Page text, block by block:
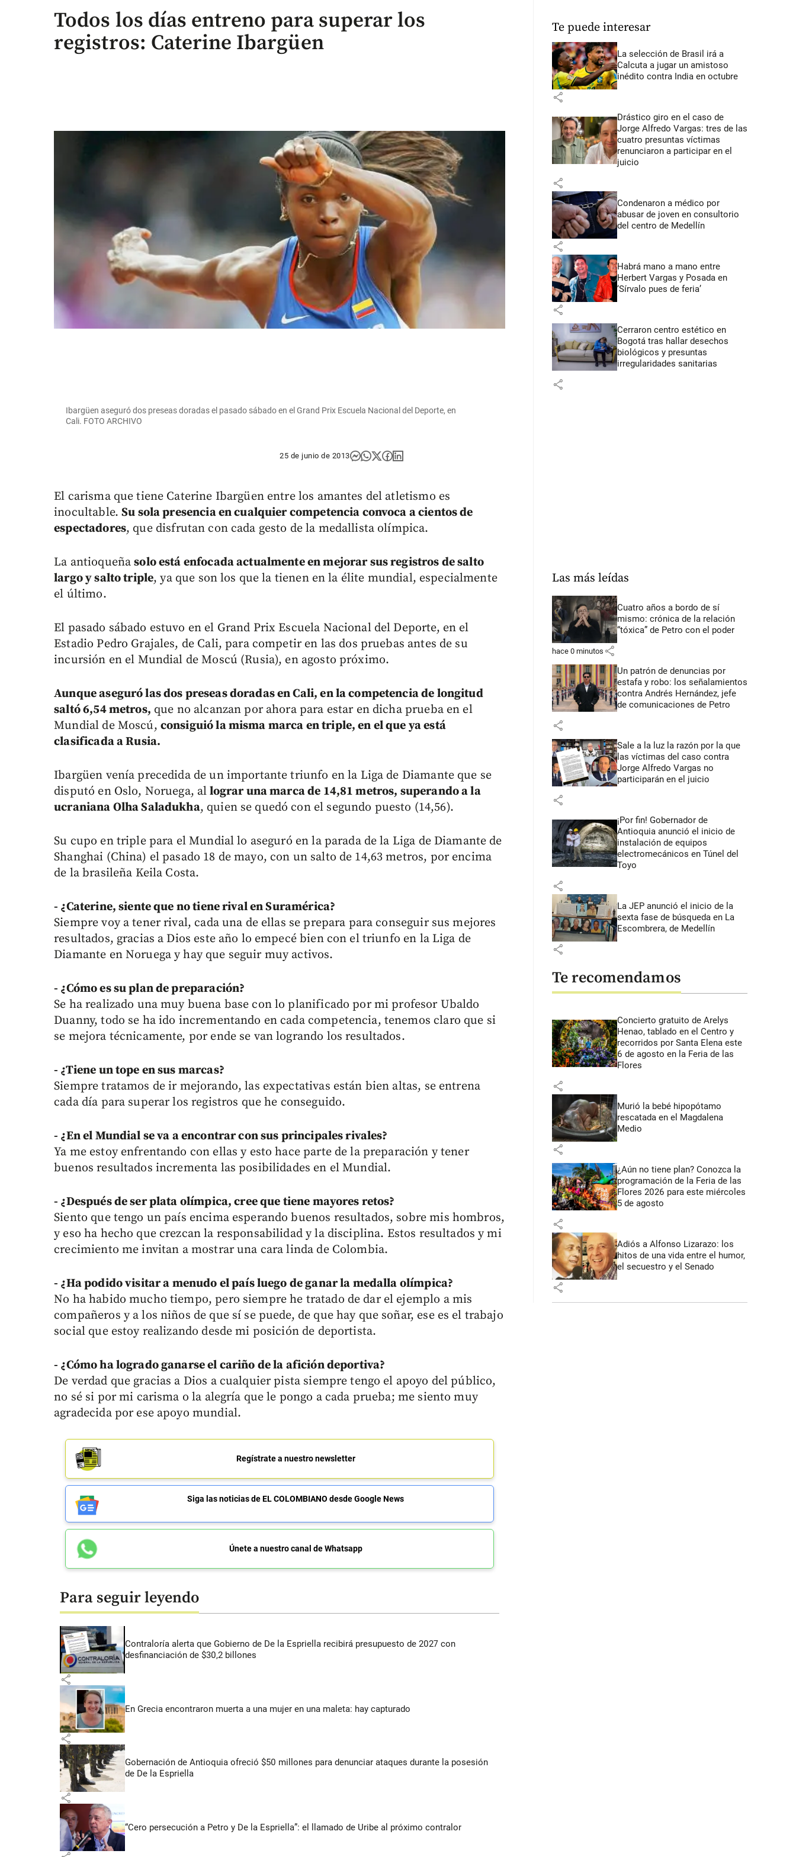
Todos los días entreno para superar los
registros: Caterine Ibargüen
Ibargüen aseguró dos preseas doradas el pasado sábado en el Grand Prix Escuela Nacional del Deporte, en
Cali. FOTO ARCHIVO
25 de junio de 2013
El carisma que tiene Caterine Ibargüen entre los amantes del atletismo es
inocultable.Su sola presencia en cualquier competencia convoca a cientos de
espectadores, que disfrutan con cada gesto de la medallista olímpica.
La antioqueñasolo está enfocada actualmente en mejorar sus registros de salto
largo y salto triple, ya que son los que la tienen en la élite mundial, especialmente
el último.
El pasado sábado estuvo en el Grand Prix Escuela Nacional del Deporte, en el
Estadio Pedro Grajales, de Cali, para competir en las dos pruebas antes de su
incursión en el Mundial de Moscú (Rusia), en agosto próximo.
Aunque aseguró las dos preseas doradas en Cali, en la competencia de longitud
saltó 6,54 metros, que no alcanzan por ahora para estar en dicha prueba en el
Mundial de Moscú, consiguió la misma marca en triple, en el que ya está
clasificada a Rusia.
Ibargüen venía precedida de un importante triunfo en la Liga de Diamante que se
disputó en Oslo, Noruega, al lograr una marca de 14,81 metros, superando a la
ucraniana Olha Saladukha, quien se quedó con el segundo puesto (14,56).
Su cupo en triple para el Mundial lo aseguró en la parada de la Liga de Diamante de
Shanghai (China) el pasado 18 de mayo, con un salto de 14,63 metros, por encima
de la brasileña Keila Costa.
- ¿Caterine, siente que no tiene rival en Suramérica?
Siempre voy a tener rival, cada una de ellas se prepara para conseguir sus mejores
resultados, gracias a Dios este año lo empecé bien con el triunfo en la Liga de
Diamante en Noruega y hay que seguir muy activos.
- ¿Cómo es su plan de preparación?
Se ha realizado una muy buena base con lo planificado por mi profesor Ubaldo
Duanny, todo se ha ido incrementando en cada competencia, tenemos claro que si
se mejora técnicamente, por ende se van logrando los resultados.
- ¿Tiene un tope en sus marcas?
Siempre tratamos de ir mejorando, las expectativas están bien altas, se entrena
cada día para superar los registros que he conseguido.
- ¿En el Mundial se va a encontrar con sus principales rivales?
Ya me estoy enfrentando con ellas y esto hace parte de la preparación y tener
buenos resultados incrementa las posibilidades en el Mundial.
- ¿Después de ser plata olímpica, cree que tiene mayores retos?
Siento que tengo un país encima esperando buenos resultados, sobre mis hombros,
y eso ha hecho que crezcan la responsabilidad y la disciplina. Estos resultados y mi
crecimiento me invitan a mostrar una cara linda de Colombia.
- ¿Ha podido visitar a menudo el país luego de ganar la medalla olímpica?
No ha habido mucho tiempo, pero siempre he tratado de dar el ejemplo a mis
compañeros y a los niños de que sí se puede, de que hay que soñar, ese es el trabajo
social que estoy realizando desde mi posición de deportista.
- ¿Cómo ha logrado ganarse el cariño de la afición deportiva?
De verdad que gracias a Dios a cualquier pista siempre tengo el apoyo del público,
no sé si por mi carisma o la alegría que le pongo a cada prueba; me siento muy
agradecida por ese apoyo mundial.
Regístrate a nuestro newsletter
Siga las noticias de EL COLOMBIANO desde Google News
Únete a nuestro canal de Whatsapp
Para seguir leyendo
Contraloría alerta que Gobierno de De la Espriella recibirá presupuesto de 2027 con
desfinanciación de $30,2 billones
share
En Grecia encontraron muerta a una mujer en una maleta: hay capturado
share
Gobernación de Antioquia ofreció $50 millones para denunciar ataques durante la posesión
de De la Espriella
share
“Cero persecución a Petro y De la Espriella”: el llamado de Uribe al próximo contralor
Te puede interesar
La selección de Brasil irá a
Calcuta a jugar un amistoso
inédito contra India en octubre
share
Drástico giro en el caso de
Jorge Alfredo Vargas: tres de las
cuatro presuntas víctimas
renunciaron a participar en el
juicio
share
Condenaron a médico por
abusar de joven en consultorio
del centro de Medellín
share
Habrá mano a mano entre
Herbert Vargas y Posada en
‘Sírvalo pues de feria’
share
Cerraron centro estético en
Bogotá tras hallar desechos
biológicos y presuntas
irregularidades sanitarias
share
Las más leídas
Cuatro años a bordo de sí
mismo: crónica de la relación
“tóxica” de Petro con el poder
hace 0 minutos share
Un patrón de denuncias por
estafa y robo: los señalamientos
contra Andrés Hernández, jefe
de comunicaciones de Petro
share
Sale a la luz la razón por la que
las víctimas del caso contra
Jorge Alfredo Vargas no
participarán en el juicio
share
¡Por fin! Gobernador de
Antioquia anunció el inicio de
instalación de equipos
electromecánicos en Túnel del
Toyo
share
La JEP anunció el inicio de la
sexta fase de búsqueda en La
Escombrera, de Medellín
share
Te recomendamos
Concierto gratuito de Arelys
Henao, tablado en el Centro y
recorridos por Santa Elena este
6 de agosto en la Feria de las
Flores
share
Murió la bebé hipopótamo
rescatada en el Magdalena
Medio
share
¿Aún no tiene plan? Conozca la
programación de la Feria de las
Flores 2026 para este miércoles
5 de agosto
share
Adiós a Alfonso Lizarazo: los
hitos de una vida entre el humor,
el secuestro y el Senado
share